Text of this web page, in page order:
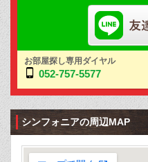
お部屋探し専用ダイヤル
052-757-5577
シンフォニアの周辺MAP